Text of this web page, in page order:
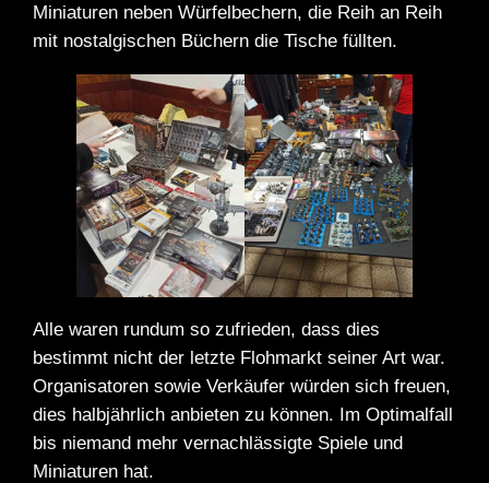
Miniaturen neben Würfelbechern, die Reih an Reih
mit nostalgischen Büchern die Tische füllten.
Alle waren rundum so zufrieden, dass dies
bestimmt nicht der letzte Flohmarkt seiner Art war.
Organisatoren sowie Verkäufer würden sich freuen,
dies halbjährlich anbieten zu können. Im Optimalfall
bis niemand mehr vernachlässigte Spiele und
Miniaturen hat.